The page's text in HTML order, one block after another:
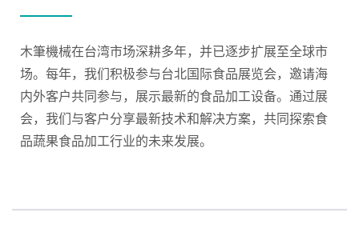
木筆機械在台湾市场深耕多年，并已逐步扩展至全球市
场。每年，我们积极参与台北国际食品展览会，邀请海
内外客户共同参与，展示最新的食品加工设备。通过展
会，我们与客户分享最新技术和解决方案，共同探索食
品蔬果食品加工行业的未来发展。